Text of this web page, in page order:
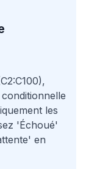
les
'Échoué'
en